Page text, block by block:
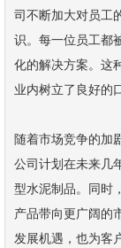
司不断加大对员工
识。每一位员工都
化的解决方案。这
业内树立了良好的
随着市场竞争的加
公司计划在未来几
型水泥制品。同时
产品带向更广阔的
发展机遇，也为客